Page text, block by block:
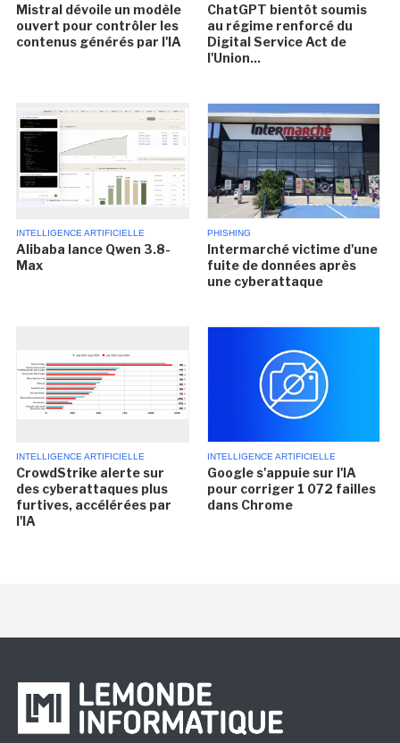
Mistral dévoile un modèle
ouvert pour contrôler les
contenus générés par l'IA
ChatGPT bientôt soumis
au régime renforcé du
Digital Service Act de
l'Union...
INTELLIGENCE ARTIFICIELLE
Alibaba lance Qwen 3.8-
Max
PHISHING
Intermarché victime d'une
fuite de données après
une cyberattaque
INTELLIGENCE ARTIFICIELLE
CrowdStrike alerte sur
des cyberattaques plus
furtives, accélérées par
l'IA
INTELLIGENCE ARTIFICIELLE
Google s'appuie sur l'IA
pour corriger 1 072 failles
dans Chrome